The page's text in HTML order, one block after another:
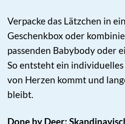
Verpacke das Lätzchen in
Geschenkbox oder
passenden Babybody oder
So entsteht ein individuelles
von Herzen kommt und
bleibt.
Done by Deer: